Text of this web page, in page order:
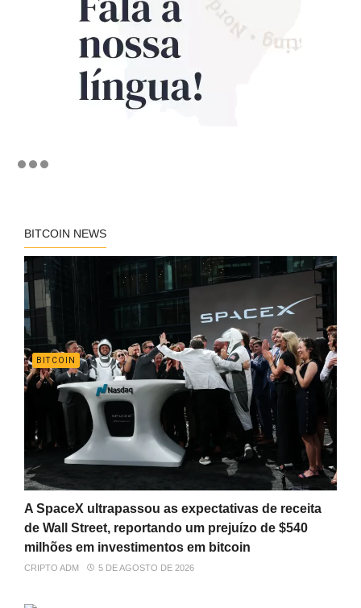
BITCOIN NEWS
BITCOIN
A SpaceX ultrapassou as expectativas de receita
de Wall Street, reportando um prejuízo de $540
milhões em investimentos em bitcoin
CRIPTO ADM 5 DE AGOSTO DE 2026